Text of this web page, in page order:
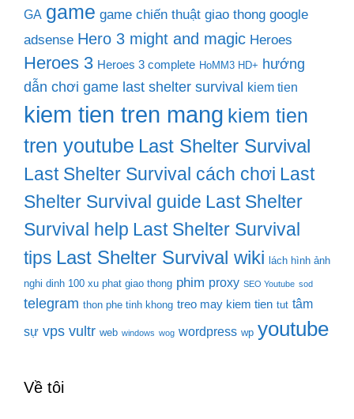
GA game game chiến thuật giao thong google
adsense Hero 3 might and magic Heroes
Heroes 3 Heroes 3 complete HoMM3 HD+ hướng
dẫn chơi game last shelter survival kiem tien
kiem tien tren mang kiem tien
tren youtube Last Shelter Survival
Last Shelter Survival cách chơi Last
Shelter Survival guide Last Shelter
Survival help Last Shelter Survival
tips Last Shelter Survival wiki lách hình ảnh
nghi dinh 100 xu phat giao thong phim proxy SEO Youtube sod
telegram thon phe tinh khong treo may kiem tien tut tâm
sự vps vultr web windows wog wordpress wp youtube
Về tôi